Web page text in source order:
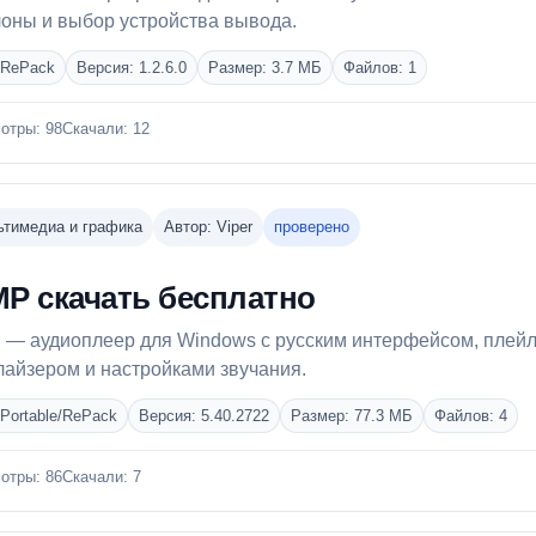
и выбор устройства вывода.
Версия: 1.2.6.0 Размер: 3.7 МБ Файлов: 1
98Скачали: 12
и графика Автор: Viper проверено
скачать бесплатно
— аудиоплеер для Windows с русским интерфейсом,
и настройками звучания.
RePack Версия: 5.40.2722 Размер: 77.3 МБ Файлов: 4
86Скачали: 7